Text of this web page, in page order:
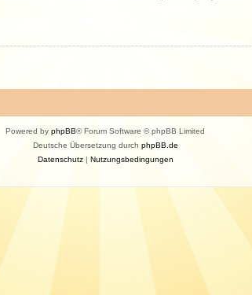
Powered by phpBB® Forum Software © phpBB Limited
Deutsche Übersetzung durch phpBB.de
Datenschutz| Nutzungsbedingungen